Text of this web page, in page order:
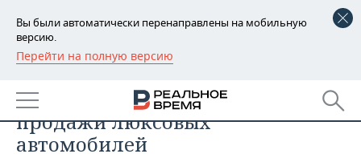
Вы были автоматически перенаправлены на мобильную
версию.
Перейти на полную версию
РЕГИОНЫ
БАШКОРТОСТАН
ТАТАРСТАН
НОВОСТИ
АНАЛИТИКА
В августе в России на 18% упали
продажи люксовых
автомобилей